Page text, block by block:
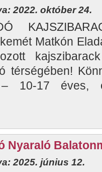
2022. október 24.
Matkón
térségében!
– 10-17 éves,
Nyaraló
2025. június 12.